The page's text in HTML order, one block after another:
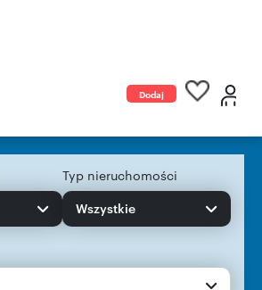
Dodaj
Typ nieruchomości
Wszystkie